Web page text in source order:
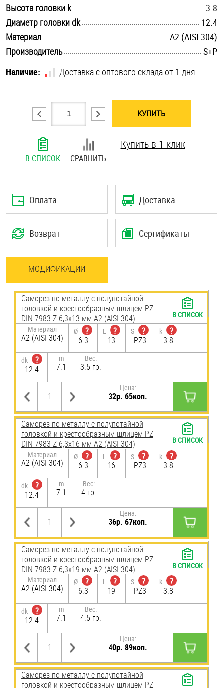
Шпильки
Шплинты
Штифты и пальцы
Высота головки k
3.8
Диаметр головки dk
12.4
Материал
А2 (AISI 304)
Производитель
S+P
Наличие:
Доставка с оптового склада от 1 дня
КУПИТЬ
В СПИСОК СРАВНИТЬ
Купить в 1 клик
Оплата Доставка
Возврат Сертификаты
МОДИФИКАЦИИ
Саморез по металлу с полупотайной
головкой и крестообразным шлицем PZ
DIN 7983 Z 6,3х13 мм А2 (AISI 304)
Материал
А2 (AISI 304)
Ø
?
6.3
L
?
13
S
?
PZ3
k
?
3.8
dk
?
12.4
m
7.1
Вес:
3.5 гр.
Цена:
32р. 65коп.
В СПИСОК
Саморез по металлу с полупотайной
головкой и крестообразным шлицем PZ
DIN 7983 Z 6,3х16 мм А2 (AISI 304)
Материал
А2 (AISI 304)
Ø
?
6.3
L
?
16
S
?
PZ3
k
?
3.8
dk
?
12.4
m
7.1
Вес:
4 гр.
Цена:
36р. 67коп.
В СПИСОК
Саморез по металлу с полупотайной
головкой и крестообразным шлицем PZ
DIN 7983 Z 6,3х19 мм А2 (AISI 304)
Материал
А2 (AISI 304)
Ø
?
6.3
L
?
19
S
?
PZ3
k
?
3.8
dk
?
12.4
m
7.1
Вес:
4.5 гр.
Цена:
40р. 89коп.
В СПИСОК
Саморез по металлу с полупотайной
головкой и крестообразным шлицем PZ